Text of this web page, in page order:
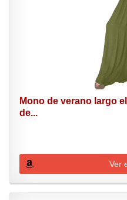
Mono de verano largo
de...
Ver